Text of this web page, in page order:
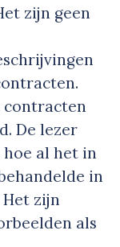
zijn geen
contracten
De lezer
al het in
in
zijn
als